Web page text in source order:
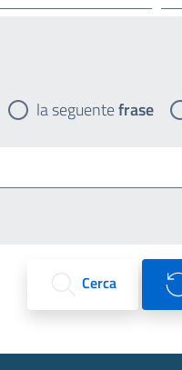
la seguentefrase
Cerca